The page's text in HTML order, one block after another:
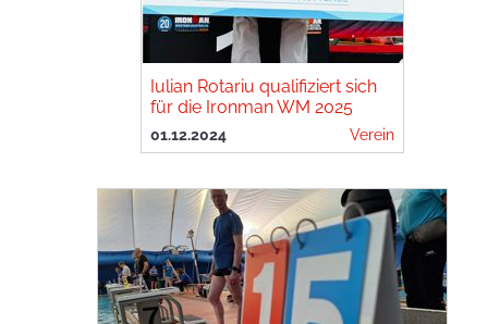
Iulian Rotariu qualifiziert sich
für die Ironman WM 2025
01.12.2024 Verein